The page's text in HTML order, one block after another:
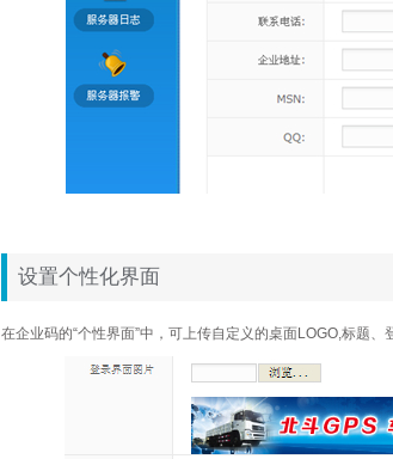
设置个性化界面
在企业码的“个性界面”中，可上传自定义的桌面LOGO,标题